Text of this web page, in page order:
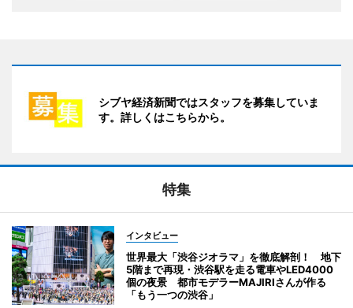
シブヤ経済新聞ではスタッフを募集していま
す。詳しくはこちらから。
特集
インタビュー
世界最大「渋谷ジオラマ」を徹底解剖！ 地下
5階まで再現・渋谷駅を走る電車やLED4000
個の夜景 都市モデラーMAJIRIさんが作る
「もう一つの渋谷」